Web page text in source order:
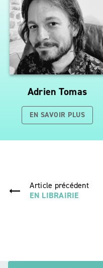
Adrien Tomas
EN SAVOIR PLUS
Article précédent
EN LIBRAIRIE